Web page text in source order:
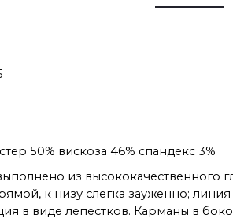
50% вискоза 46% спандекс 3%
из высококачественного
к низу слегка зауженно;
в виде лепестков. Карманы в